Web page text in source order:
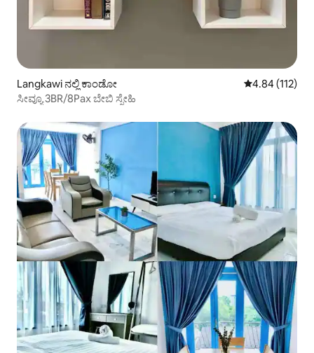
Langkawi ನಲ್ಲಿ ಕಾಂಡೋ 5 ರಲ್ಲಿ 4.84
4.84 (112)
ಸೀವ್ಯೂ 3BR/8Pax ಬೇಬಿ ಸ್ನೇಹಿ